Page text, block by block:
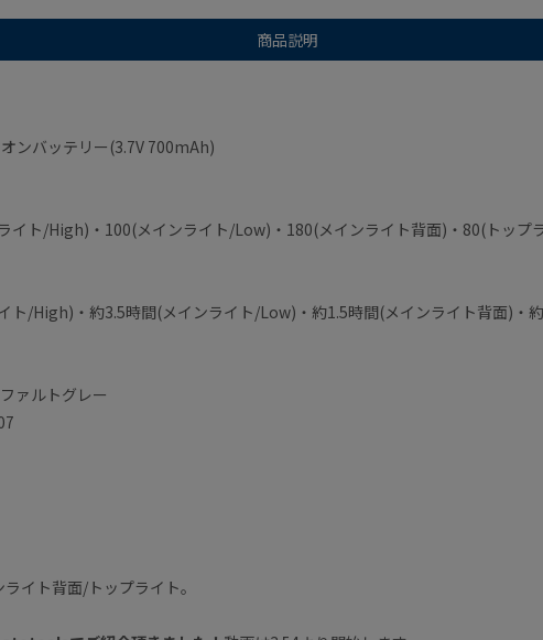
商品説明
ンバッテリー(3.7V 700mAh)
イト/High)・100(メインライト/Low)・180(メインライト背面)・80(トップ
ト/High)・約3.5時間(メインライト/Low)・約1.5時間(メインライト背面)・
ァルトグレー
イト背面/トップライト。